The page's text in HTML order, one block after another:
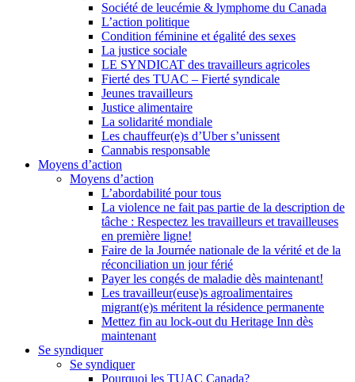
Société de leucémie & lymphome du Canada
L’action politique
Condition féminine et égalité des sexes
La justice sociale
LE SYNDICAT des travailleurs agricoles
Fierté des TUAC – Fierté syndicale
Jeunes travailleurs
Justice alimentaire
La solidarité mondiale
Les chauffeur(e)s d’Uber s’unissent
Cannabis responsable
Moyens d’action
Moyens d’action
L’abordabilité pour tous
La violence ne fait pas partie de la description de
tâche : Respectez les travailleurs et travailleuses
en première ligne!
Faire de la Journée nationale de la vérité et de la
réconciliation un jour férié
Payer les congés de maladie dès maintenant!
Les travailleur(euse)s agroalimentaires
migrant(e)s méritent la résidence permanente
Mettez fin au lock-out du Heritage Inn dès
maintenant
Se syndiquer
Se syndiquer
Pourquoi les TUAC Canada?